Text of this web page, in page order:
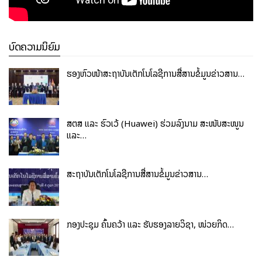
ຜູ້ທີ່ຮຽນຈົບຕາມຫຼັກສູດນີ້ຈະໄດ້ຮັບນາມມະຍົດເປັນນັກ
ວິສະວະກອນດ້ານ ບໍລິຫານເຕັກໂນໂລຊີການສື່ສານຂໍ້ມູນຂ່າວສານ
ລະດັບຊັ້ນສູງ.
ລະດັບຄວາມສາມາດຫຼັງຈາກຮຽນຈົບ
ນຳໃຊ້ວິຊາສະເພາະທາງດ້ານເຕັກໂນໂລຊີການສື່ສານຂໍ້ມູນຂ່າວສານ
ເຂົ້າໝູນໃຊ້ໃນວຽກງານທີ່ຕົນເອງຮັບຜິດຊອບ.
ນໍາໃຊ້ທັກສະການບໍລິຫານ ເຂົ້າໃນການຈັດການບໍລິຫານວຽກງານ
ທາງດ້ານເຕັກໂນໂລຊີການສື່ສານຂໍ້ມູນ ຂ່າວສານ ໃຫ້ເກີດມີຄວາມ
ຄ່ອງແຄ້ວ, ມີຄວາມຊຳນິຊຳນານ, ມີຄວາມວ່ອງໄວ ແລະ ມີປະສິດທິ
ຜົນສູງ.
ວິເຄາະ, ອະທິບາຍບັນດາຂໍ້ກຳນົດ ຫຼັກການ, ລະບຽບການ ແລະ
ມາດຕະການ ຂອງບັນດານິຕິກຳຕ່າງໆ ທີ່ຊ່ວຍຊຸກຍູ້ ແລະ ສົ່ງເສີມ
ວາງແຜນ, ວິເຄາະລະບົບ, ການປັບປຸງລະບົບ ຂອງອົງກອນ.
ຮູ້ຈັກຫຼັກການ ແລະ ສາມາດນຳນິຕິກຳຕ່າງໆມາໝູນໃຊ້ໃນການ
ຄຸ້ມຄອງໂຄງການ, ການຄຸ້ມຄອງໂທລະຄົມ, ການຄຸ້ມຄອງໄອຊີທີ,
ບົດຄວາມນິຍົມ
ຮອງຫົວໜ້າສະຖາບັນເຕັກໂນໂລຊີການສື່ສານຂໍ້ມູນຂ່າວສານ…
ສຕສ ແລະ ຮົວເວ້ (Huawei) ຮ່ວມລົງນາມ ສະໜັບສະໜູນ
ແລະ…
ສະຖາບັນເຕັກໂນໂລຊີການສື່ສານຂໍ້ມູນຂ່າວສານ…
ກອງປະຊຸມ ຄົ້ນຄວ້າ ແລະ ຮັບຮອງລາຍວິຊາ, ໜ່ວຍກິດ…